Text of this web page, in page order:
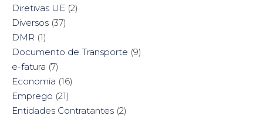
Diretivas UE (2)
Diversos (37)
DMR (1)
Documento de Transporte (9)
e-fatura (7)
Economia (16)
Emprego (21)
Entidades Contratantes (2)